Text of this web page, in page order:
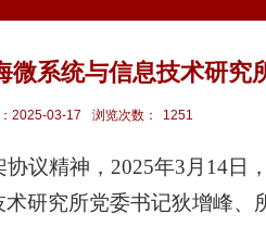
微系统与信息技术研究
2025-03-17 浏览次数： 1251
议精神， 2025年3 月 14日
研究所党委书记狄增峰